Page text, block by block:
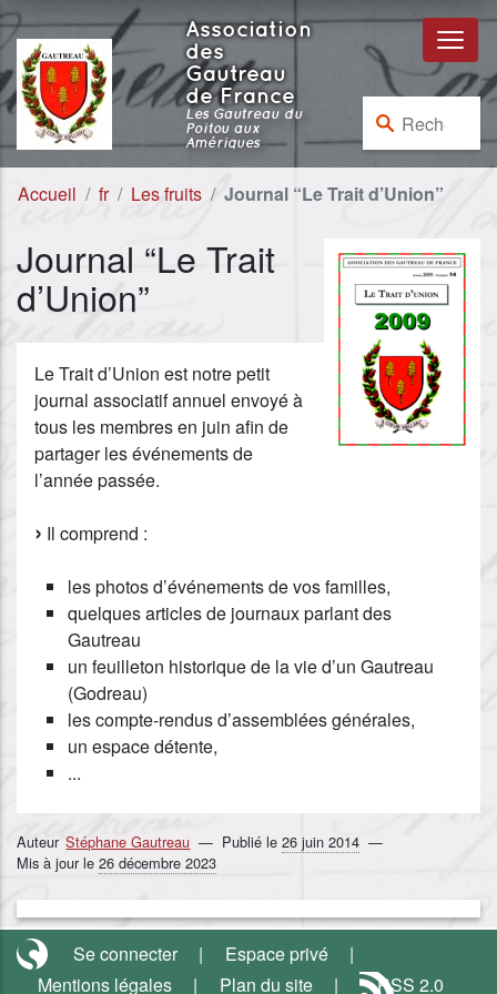
Aller au contenu
Aller à la navigation
Association
des
Gautreau
de France
Les Gautreau du
Poitou aux
Amériques
Rechercher :
Accueil fr Les fruits Journal “Le Trait d’Union”
Journal “Le Trait
d’Union”
Le Trait d’Union est notre petit
journal associatif annuel envoyé à
tous les membres en juin afin de
partager les événements de
l’année passée.
Il comprend :
les photos d’événements de vos familles,
quelques articles de journaux parlant des
Gautreau
un feuilleton historique de la vie d’un Gautreau
(Godreau)
les compte-rendus d’assemblées générales,
un espace détente,
...
Auteur Stéphane Gautreau Publié le26 juin 2014
Mis à jour le 26 décembre 2023
Se connecter
Espace privé
Mentions légales
Plan du site RSS 2.0